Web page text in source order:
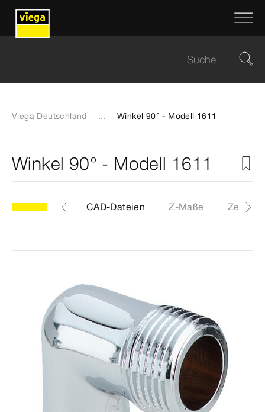
Viega Deutschland ... Winkel 90° - Modell 1611
Winkel 90° - Modell 1611
Etiketten CAD-Dateien Z-Maße